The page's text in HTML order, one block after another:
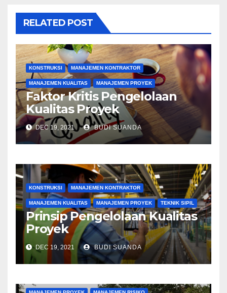
RELATED POST
KONSTRUKSI MANAJEMEN KONTRAKTOR
MANAJEMEN KUALITAS MANAJEMEN PROYEK
Faktor Kritis Pengelolaan
Kualitas Proyek
DEC 19, 2021 BUDI SUANDA
KONSTRUKSI MANAJEMEN KONTRAKTOR
MANAJEMEN KUALITAS MANAJEMEN PROYEK TEKNIK SIPIL
Prinsip Pengelolaan Kualitas
Proyek
DEC 19, 2021 BUDI SUANDA
KONSTRUKSI MANAJEMEN BIAYA